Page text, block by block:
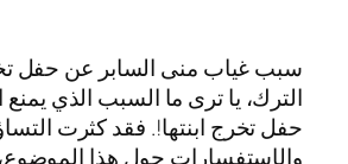
سبب غياب منى السابر عن حفل
الترك، يا ترى ما السبب الذي
حفل تخرج ابنتها!. فقد كثرت
والإستفسارات حول هذا الموضوع،